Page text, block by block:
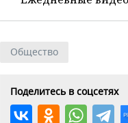
Общество
Поделитесь в соцсетях